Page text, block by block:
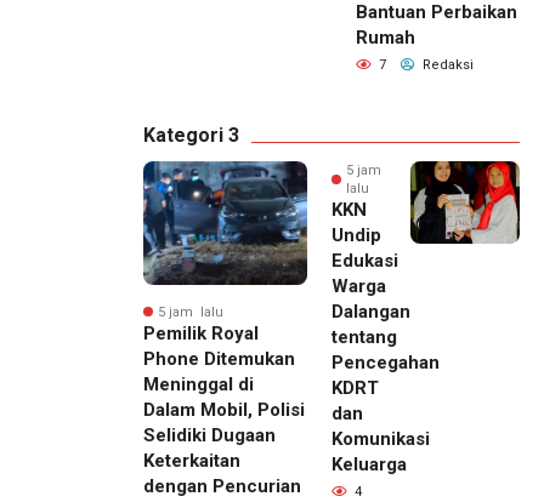
Bantuan Perbaikan
Rumah
7 Redaksi
Kategori 3
5 jam lalu
Pemilik Royal
Phone Ditemukan
Meninggal di
Dalam Mobil, Polisi
Selidiki Dugaan
Keterkaitan
dengan Pencurian
5 jam
lalu
KKN
Undip
Edukasi
Warga
Dalangan
tentang
Pencegahan
KDRT
dan
Komunikasi
Keluarga
4